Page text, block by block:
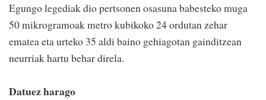
Egungo legediak dio pertsonen osasuna babesteko muga
50 mikrogramoak metro kubikoko 24 ordutan zehar
ematea eta urteko 35 aldi baino gehiagotan gainditzean
neurriak hartu behar direla.
Datuez harago